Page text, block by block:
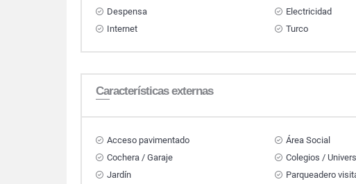
Despensa
Electricidad
Internet
Turco
Características externas
Acceso pavimentado Área Social
Cochera / Garaje
Colegios /
Jardín
Parqueadero